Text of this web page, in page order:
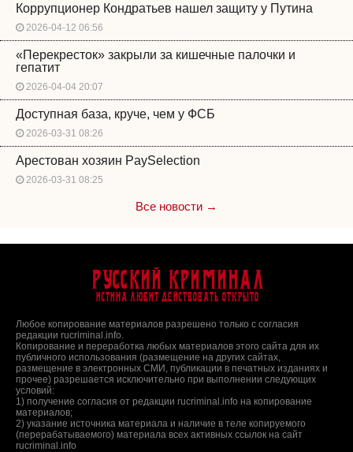
Коррупционер Кондратьев нашел защиту у Путина
2026-04-12 06:56
«Перекресток» закрыли за кишечные палочки и
гепатит
2026-04-04 20:07
Доступная база, круче, чем у ФСБ
2026-03-31 08:26
Арестован хозяин PaySelection
2026-03-31 08:25
Все новости →
Русский Криминал
Истина любит действовать открыто
Любое копирование материалов разрешено только с согласия
редакции rucriminal.info.
Копирование и переработка любых материалов этого сайта для их
публичного использования (размещение на других сайтах,
размещение в электронных СМИ, публикации в печатных изданиях и
прочее) разрешается исключительно при выполнении следующих
условий:
1) получение согласия от редакции rucriminal.info на копирование
материалов;
2) указание источника материала и наличие в теле копируемого
(перерабатываемого) материала всех активных ссылок на сайт
rucriminal.info